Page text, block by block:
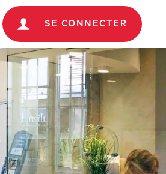
SE CONNECTER